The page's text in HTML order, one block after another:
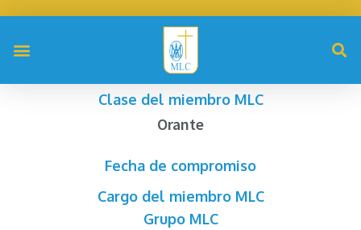
Clase del miembro MLC
Orante
Fecha de compromiso
Cargo del miembro MLC
Grupo MLC